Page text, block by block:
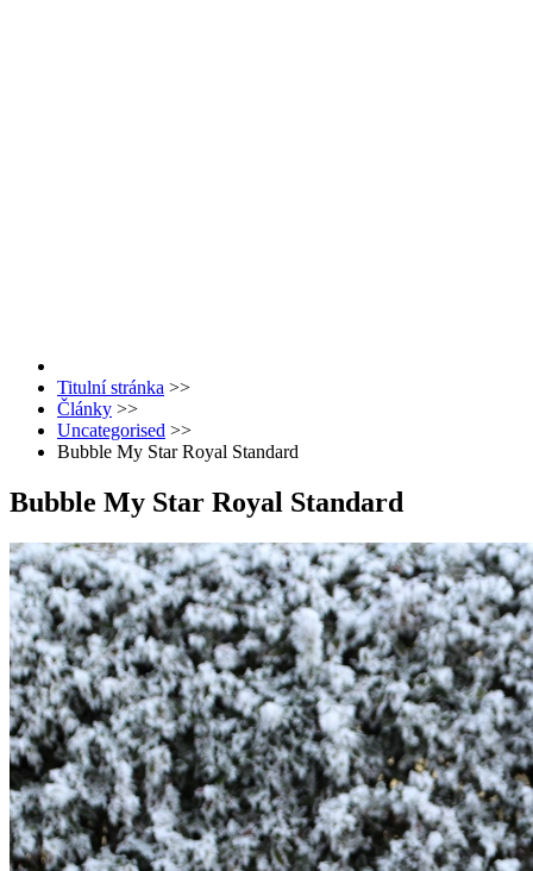
Titulní stránka >>
Články >>
Uncategorised >>
Bubble My Star Royal Standard
Bubble My Star Royal Standard